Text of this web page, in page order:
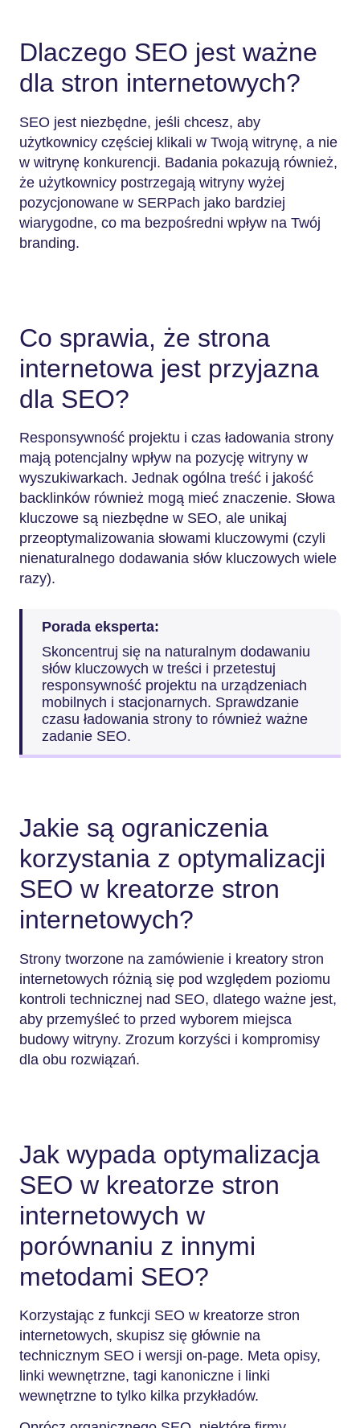
Dlaczego SEO jest ważne
dla stron internetowych?
SEO jest niezbędne, jeśli chcesz, aby
użytkownicy częściej klikali w Twoją witrynę, a nie
w witrynę konkurencji. Badania pokazują również,
że użytkownicy postrzegają witryny wyżej
pozycjonowane w SERPach jako bardziej
wiarygodne, co ma bezpośredni wpływ na Twój
branding.
Co sprawia, że strona
internetowa jest przyjazna
dla SEO?
Responsywność projektu i czas ładowania strony
mają potencjalny wpływ na pozycję witryny w
wyszukiwarkach. Jednak ogólna treść i jakość
backlinków również mogą mieć znaczenie. Słowa
kluczowe są niezbędne w SEO, ale unikaj
przeoptymalizowania słowami kluczowymi (czyli
nienaturalnego dodawania słów kluczowych wiele
razy).
Porada eksperta:
Skoncentruj się na naturalnym dodawaniu
słów kluczowych w treści i przetestuj
responsywność projektu na urządzeniach
mobilnych i stacjonarnych. Sprawdzanie
czasu ładowania strony to również ważne
zadanie SEO.
Jakie są ograniczenia
korzystania z optymalizacji
SEO w kreatorze stron
internetowych?
Strony tworzone na zamówienie i kreatory stron
internetowych różnią się pod względem poziomu
kontroli technicznej nad SEO, dlatego ważne jest,
aby przemyśleć to przed wyborem miejsca
budowy witryny. Zrozum korzyści i kompromisy
dla obu rozwiązań.
Jak wypada optymalizacja
SEO w kreatorze stron
internetowych w
porównaniu z innymi
metodami SEO?
Korzystając z funkcji SEO w kreatorze stron
internetowych, skupisz się głównie na
technicznym SEO i wersji on-page. Meta opisy,
linki wewnętrzne, tagi kanoniczne i linki
wewnętrzne to tylko kilka przykładów.